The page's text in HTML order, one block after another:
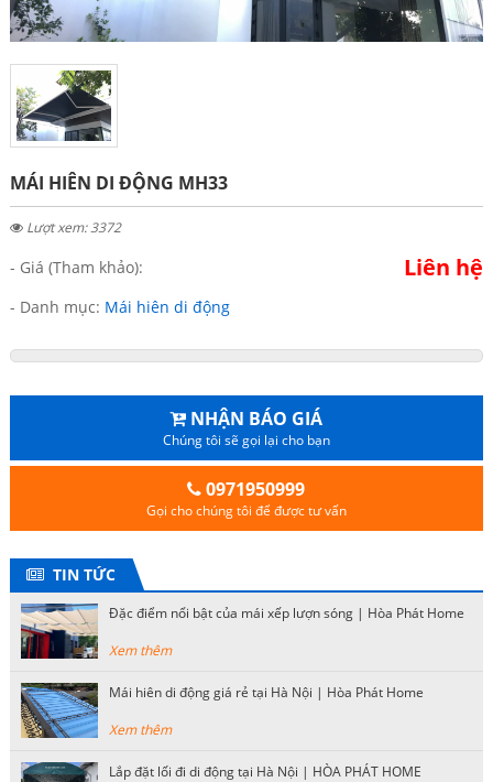
MÁI HIÊN DI ĐỘNG MH33
Lượt xem: 3372
- Giá (Tham khảo): Liên hệ
- Danh mục: Mái hiên di động
NHẬN BÁO GIÁ
Chúng tôi sẽ gọi lại cho bạn
0971950999
Gọi cho chúng tôi để được tư vấn
TIN TỨC
Đặc điểm nổi bật của mái xếp lượn sóng | Hòa Phát Home
Xem thêm
Mái hiên di động giá rẻ tại Hà Nội | Hòa Phát Home
Xem thêm
Lắp đặt lối đi di động tại Hà Nội | HÒA PHÁT HOME